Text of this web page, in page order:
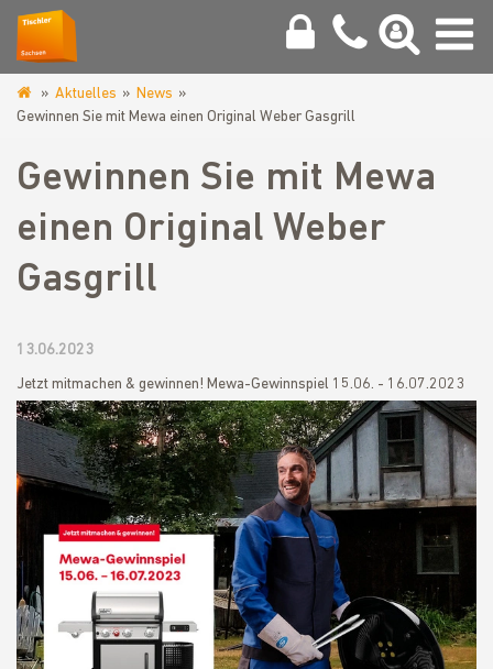
www.tischler-
Aktuelles
News
Gewinnen Sie mit Mewa einen Original Weber Gasgrill
Gewinnen Sie mit Mewa
einen Original Weber
Gasgrill
13.06.2023
Jetzt mitmachen & gewinnen! Mewa-Gewinnspiel 15.06. - 16.07.2023